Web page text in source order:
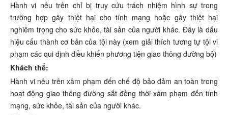
Hành vi nêu trên chỉ bị truy cứu trách nhiệm hình sự trong
trường hợp gây thiệt hại cho tính mạng hoặc gây thiệt hại
nghiêm trọng cho sức khỏe, tài sản của người khác. Đây là dấu
hiệu cấu thành cơ bản của tội này (xem giải thích tương tự tội vi
phạm các qui định điều khiển phương tiện giao thông đường bộ)
Khách thể:
Hành vi nêu trên xâm phạm đến chế độ bảo đảm an toàn trong
hoạt động giao thông đường sắt đồng thời xâm phạm đến tính
mạng, sức khỏe, tài sản của người khác.